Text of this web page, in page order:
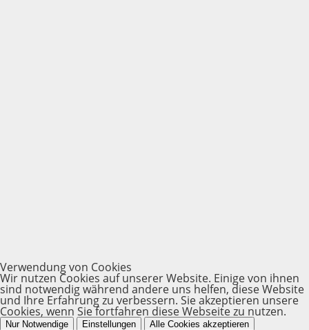
Verwendung von Cookies
Wir nutzen Cookies auf unserer Website. Einige von ihnen
sind notwendig während andere uns helfen, diese Website
und Ihre Erfahrung zu verbessern. Sie akzeptieren unsere
Cookies, wenn Sie fortfahren diese Webseite zu nutzen.
Nur Notwendige Einstellungen Alle Cookies akzeptieren